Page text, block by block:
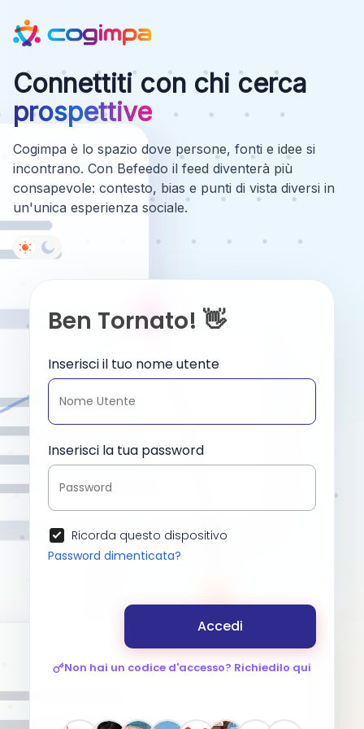
Connettiti con chi cerca
prospettive
Cogimpa è lo spazio dove persone, fonti e idee si
incontrano. Con Befeedo il feed diventerà più
consapevole: contesto, bias e punti di vista diversi in
un'unica esperienza sociale.
Ben Tornato! 👋
Inserisci il tuo nome utente
Inserisci la tua password
Ricorda questo dispositivo
Password dimenticata?
Accedi
Non hai un codice d'accesso? Richiedilo qui